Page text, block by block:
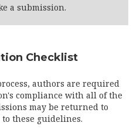
a submission.
Checklist
authors are required
compliance with all of the
may be returned to
these guidelines.